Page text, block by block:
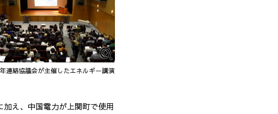
連絡協議会が主催したエネルギー講演
え、中国電力が上関町で使用